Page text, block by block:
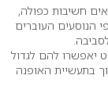
חשיבות כפולה,
הנוסעים העוברים
יאפשרו להם לגדול
בתעשיית האופנה